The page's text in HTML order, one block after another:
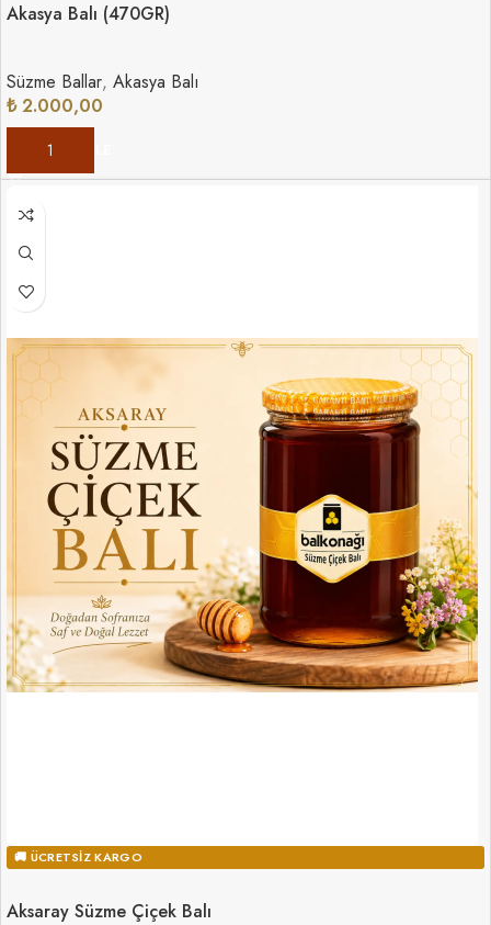
Akasya Balı (470GR)
Süzme Ballar, Akasya Balı
₺2.000,00
SEPETE EKLE
🚚 ÜCRETSIZ KARGO
Aksaray Süzme Çiçek Balı